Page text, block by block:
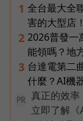
1 全台最大全
害的大型店
2 2026普發一
能領嗎？地
3 台達電第二
什麼？AI機
PR
真正的效率
立即了解《